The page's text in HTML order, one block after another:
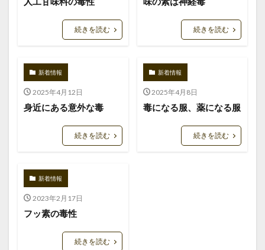
続きを読む 続きを読む
新着情報
2025年4月12日
身近にある意外な毒
続きを読む
新着情報
2025年4月8日
毒になる服、薬になる服
続きを読む
新着情報
2023年2月17日
フッ素の毒性
続きを読む